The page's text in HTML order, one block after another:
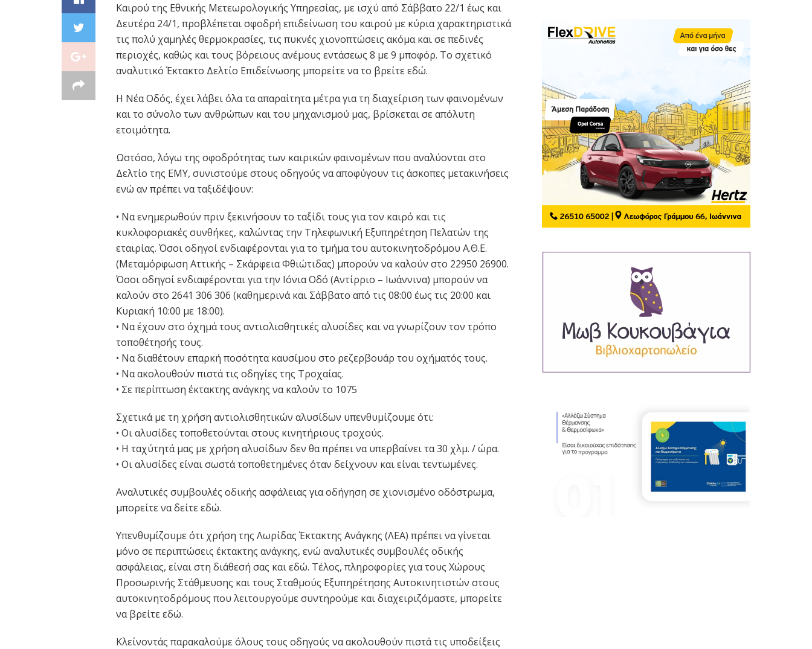
Καιρού της Εθνικής Μετεωρολογικής Υπηρεσίας, με ισχύ από Σάββατο 22/1 έως και
Δευτέρα 24/1, προβλέπεται σφοδρή επιδείνωση του καιρού με κύρια χαρακτηριστικά
τις πολύ χαμηλές θερμοκρασίες, τις πυκνές χιονοπτώσεις ακόμα και σε πεδινές
περιοχές, καθώς και τους βόρειους ανέμους εντάσεως 8 με 9 μποφόρ. Το σχετικό
αναλυτικό Έκτακτο Δελτίο Επιδείνωσης μπορείτε να το βρείτε εδώ.
Η Νέα Οδός, έχει λάβει όλα τα απαραίτητα μέτρα για τη διαχείριση των φαινομένων
και το σύνολο των ανθρώπων και του μηχανισμού μας, βρίσκεται σε απόλυτη
ετοιμότητα.
Ωστόσο, λόγω της σφοδρότητας των καιρικών φαινομένων που αναλύονται στο
Δελτίο της ΕΜΥ, συνιστούμε στους οδηγούς να αποφύγουν τις άσκοπες μετακινήσεις
ενώ αν πρέπει να ταξιδέψουν:
• Να ενημερωθούν πριν ξεκινήσουν το ταξίδι τους για τον καιρό και τις
κυκλοφοριακές συνθήκες, καλώντας την Τηλεφωνική Εξυπηρέτηση Πελατών της
εταιρίας. Όσοι οδηγοί ενδιαφέρονται για το τμήμα του αυτοκινητοδρόμου Α.Θ.Ε.
(Μεταμόρφωση Αττικής – Σκάρφεια Φθιώτιδας) μπορούν να καλούν στο 22950 26900.
Όσοι οδηγοί ενδιαφέρονται για την Ιόνια Οδό (Αντίρριο – Ιωάννινα) μπορούν να
καλούν στο 2641 306 306 (καθημερινά και Σάββατο από τις 08:00 έως τις 20:00 και
Κυριακή 10:00 με 18:00).
• Να έχουν στο όχημά τους αντιολισθητικές αλυσίδες και να γνωρίζουν τον τρόπο
τοποθέτησής τους.
• Να διαθέτουν επαρκή ποσότητα καυσίμου στο ρεζερβουάρ του οχήματός τους.
• Να ακολουθούν πιστά τις οδηγίες της Τροχαίας.
• Σε περίπτωση έκτακτης ανάγκης να καλούν το 1075
Σχετικά με τη χρήση αντιολισθητικών αλυσίδων υπενθυμίζουμε ότι:
• Οι αλυσίδες τοποθετούνται στους κινητήριους τροχούς.
• Η ταχύτητά μας με χρήση αλυσίδων δεν θα πρέπει να υπερβαίνει τα 30 χλμ. / ώρα.
• Οι αλυσίδες είναι σωστά τοποθετημένες όταν δείχνουν και είναι τεντωμένες.
Αναλυτικές συμβουλές οδικής ασφάλειας για οδήγηση σε χιονισμένο οδόστρωμα,
μπορείτε να δείτε εδώ.
Υπενθυμίζουμε ότι χρήση της Λωρίδας Έκτακτης Ανάγκης (ΛΕΑ) πρέπει να γίνεται
μόνο σε περιπτώσεις έκτακτης ανάγκης, ενώ αναλυτικές συμβουλές οδικής
ασφάλειας, είναι στη διάθεσή σας και εδώ. Τέλος, πληροφορίες για τους Χώρους
Προσωρινής Στάθμευσης και τους Σταθμούς Εξυπηρέτησης Αυτοκινητιστών στους
αυτοκινητοδρόμους που λειτουργούμε συντηρούμε και διαχειριζόμαστε, μπορείτε
να βρείτε εδώ.
Κλείνοντάς παρακαλούμε όλους τους οδηγούς να ακολουθούν πιστά τις υποδείξεις